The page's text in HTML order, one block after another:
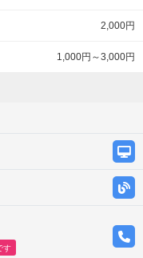
2,000円
1,000円～3,000円
す